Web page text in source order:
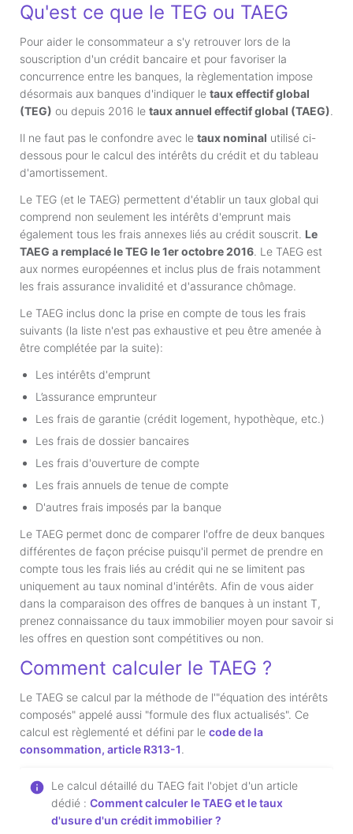
Qu'est ce que le TEG ou TAEG
Pour aider le consommateur a s'y retrouver lors de la
souscription d'un crédit bancaire et pour favoriser la
concurrence entre les banques, la règlementation impose
désormais aux banques d'indiquer le taux effectif global
(TEG) ou depuis 2016 le taux annuel effectif global (TAEG).
Il ne faut pas le confondre avec le taux nominal utilisé ci-
dessous pour le calcul des intérêts du crédit et du tableau
d'amortissement.
Le TEG (et le TAEG) permettent d'établir un taux global qui
comprend non seulement les intérêts d'emprunt mais
également tous les frais annexes liés au crédit souscrit. Le
TAEG a remplacé le TEG le 1er octobre 2016. Le TAEG est
aux normes européennes et inclus plus de frais notamment
les frais assurance invalidité et d'assurance chômage.
Le TAEG inclus donc la prise en compte de tous les frais
suivants (la liste n'est pas exhaustive et peu être amenée à
être complétée par la suite):
Les intérêts d'emprunt
L’assurance emprunteur
Les frais de garantie (crédit logement, hypothèque, etc.)
Les frais de dossier bancaires
Les frais d'ouverture de compte
Les frais annuels de tenue de compte
D'autres frais imposés par la banque
Le TAEG permet donc de comparer l'offre de deux banques
différentes de façon précise puisqu'il permet de prendre en
compte tous les frais liés au crédit qui ne se limitent pas
uniquement au taux nominal d'intérêts. Afin de vous aider
dans la comparaison des offres de banques à un instant T,
prenez connaissance du taux immobilier moyen pour savoir si
les offres en question sont compétitives ou non.
Comment calculer le TAEG ?
Le TAEG se calcul par la méthode de l'"équation des intérêts
composés" appelé aussi "formule des flux actualisés". Ce
calcul est règlementé et défini par le code de la
consommation, article R313-1.
Le calcul détaillé du TAEG fait l'objet d'un article
dédié : Comment calculer le TAEG et le taux
d'usure d'un crédit immobilier ?